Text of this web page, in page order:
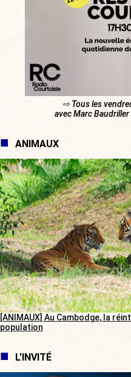
⇨ Tous les
avec Marc
ANIMAUX
[ANIMAUX] Au Cambodge, la
population
L'INVITÉ